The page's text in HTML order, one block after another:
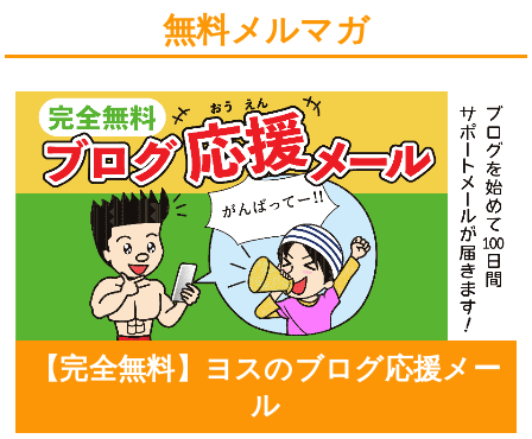
無料メルマガ
【完全無料】ヨスのブログ応援メー
ル